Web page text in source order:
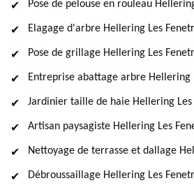
Pose de pelouse en rouleau
Elagage d'arbre Hellering Les
Pose de grillage Hellering Les
Entreprise abattage arbre Hellering
Jardinier taille de haie Hellering Les
Artisan paysagiste Hellering Les
Nettoyage de terrasse et dallage
Débroussaillage Hellering Les